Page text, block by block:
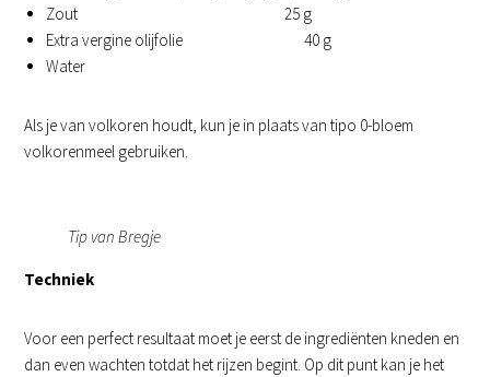
Zout 25 g
Extra vergine olijfolie 40 g
Water
Als je van volkoren houdt, kun je in plaats van tipo 0-bloem
volkorenmeel gebruiken.
Tip van Bregje
Techniek
Voor een perfect resultaat moet je eerst de ingrediënten kneden en
dan even wachten totdat het rijzen begint. Op dit punt kan je het